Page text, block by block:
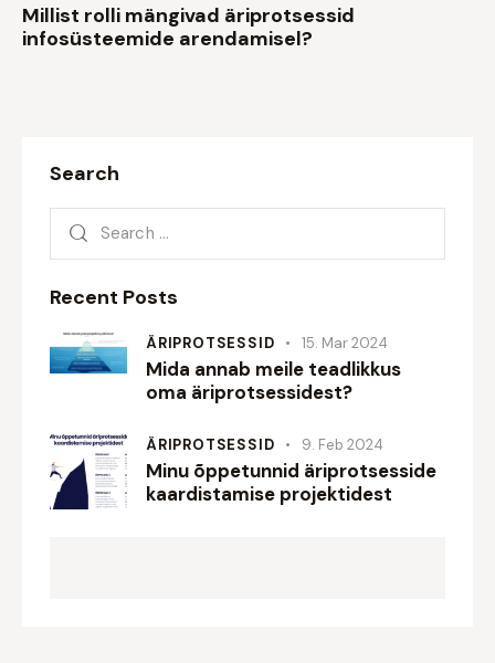
Millist rolli mängivad äriprotsessid
infosüsteemide arendamisel?
Search
Search
Recent Posts
ÄRIPROTSESSID 15. Mar 2024
Mida annab meile teadlikkus
oma äriprotsessidest?
ÄRIPROTSESSID 9. Feb 2024
Minu õppetunnid äriprotsesside
kaardistamise projektidest